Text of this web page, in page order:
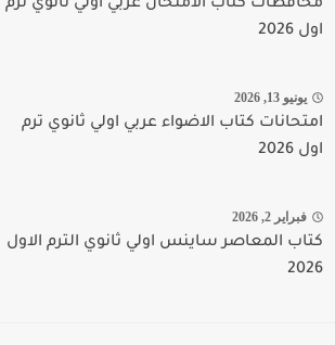
محافظات كتاب الامتحان عربي اولي ثانوي ترم
اول 2026
يونيو 13, 2026
امتحانات كتاب الاضواء عربي اولي ثانوي ترم
اول 2026
فبراير 2, 2026
كتاب المعاصر ساينس اولي ثانوي الترم الاول
2026